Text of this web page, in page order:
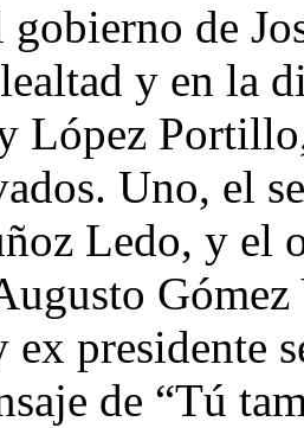
gobierno de
y en la
López
Uno, el
Ledo, y el
ex presidente
de “Tú